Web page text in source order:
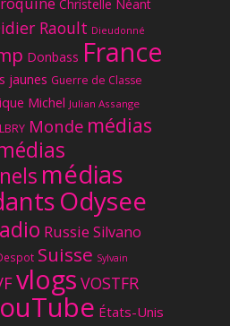
Christelle Néant
Raoult Dieudonné
Donbass France
jaunes Guerre de Classe
Michel Julian Assange
LBRY Monde médias
médias
Odysee
Russie Silvano
Suisse Sylvain
vlogs VOSTFR
États-Unis